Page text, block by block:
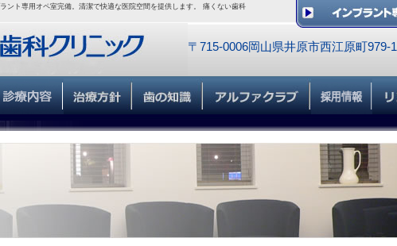
ント専用オペ室完備。清潔で快適な医院空間を提供します。 痛くない歯科
〒715-0006岡山県井原市西江原町979-1